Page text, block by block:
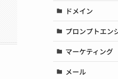
ドメイン
プロンプトエン
マーケティング
メール